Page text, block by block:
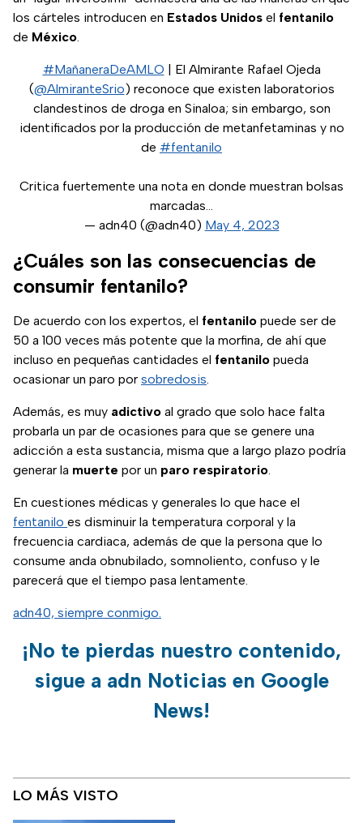
los cárteles introducen en Estados Unidos el fentanilo
de México.
#MañaneraDeAMLO | El Almirante Rafael Ojeda
(@AlmiranteSrio) reconoce que existen laboratorios
clandestinos de droga en Sinaloa; sin embargo, son
identificados por la producción de metanfetaminas y no
de #fentanilo
Critica fuertemente una nota en donde muestran bolsas
marcadas…
— adn40 (@adn40) May 4, 2023
¿Cuáles son las consecuencias de
consumir fentanilo?
De acuerdo con los expertos, el fentanilo puede ser de
50 a 100 veces más potente que la morfina, de ahí que
incluso en pequeñas cantidades el fentanilo pueda
ocasionar un paro por sobredosis.
Además, es muy adictivo al grado que solo hace falta
probarla un par de ocasiones para que se genere una
adicción a esta sustancia, misma que a largo plazo podría
generar la muerte por un paro respiratorio.
En cuestiones médicas y generales lo que hace el
fentanilo es disminuir la temperatura corporal y la
frecuencia cardiaca, además de que la persona que lo
consume anda obnubilado, somnoliento, confuso y le
parecerá que el tiempo pasa lentamente.
adn40, siempre conmigo.
¡No te pierdas nuestro contenido,
sigue a adn Noticias en Google
News!
LO MÁS VISTO